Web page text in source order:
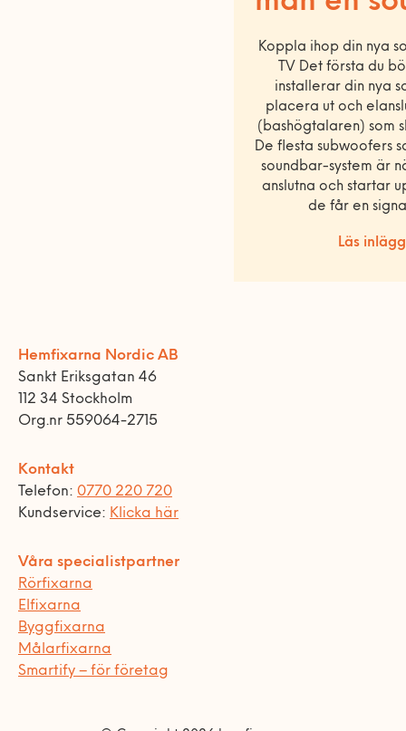
Koppla ihop din nya
TV Det första du
installerar din nya
placera ut och
(bashögtalaren) som
De flesta subwoofers
soundbar-system är
anslutna och startar
de får en
Läs
Hemfixarna Nordic AB
Sankt Eriksgatan 46
112 34 Stockholm
Org.nr 559064-2715
Kontakt
Telefon: 0770 220 720
Kundservice: Klicka här
Våra specialistpartner
Rörfixarna
Elfixarna
Byggfixarna
Målarfixarna
Smartify – för företag